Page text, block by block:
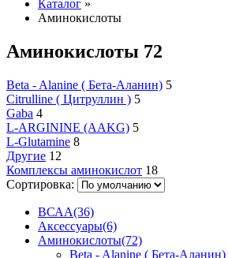
Каталог »
Аминокислоты
Аминокислоты 72
Beta - Alanine ( Бета-Аланин) 5
Citrulline ( Цитруллин ) 5
Gaba 4
L-ARGININE (AAKG) 5
L-Glutamine 8
Другие 12
Комплексы аминокислот 18
Сортировка:
ВСАА(36)
Аксессуары(6)
Аминокислоты(72)
Beta - Alanine ( Бета-Аланин)